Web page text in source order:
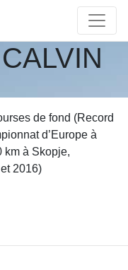
de fond (Record
d’Europe à
km à Skopje,
2016)